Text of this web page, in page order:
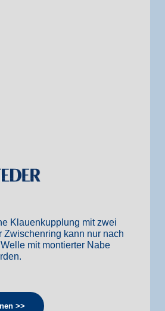
Klauenkupplung mit zwei
Zwischenring kann nur nach
mit montierter Nabe
>>